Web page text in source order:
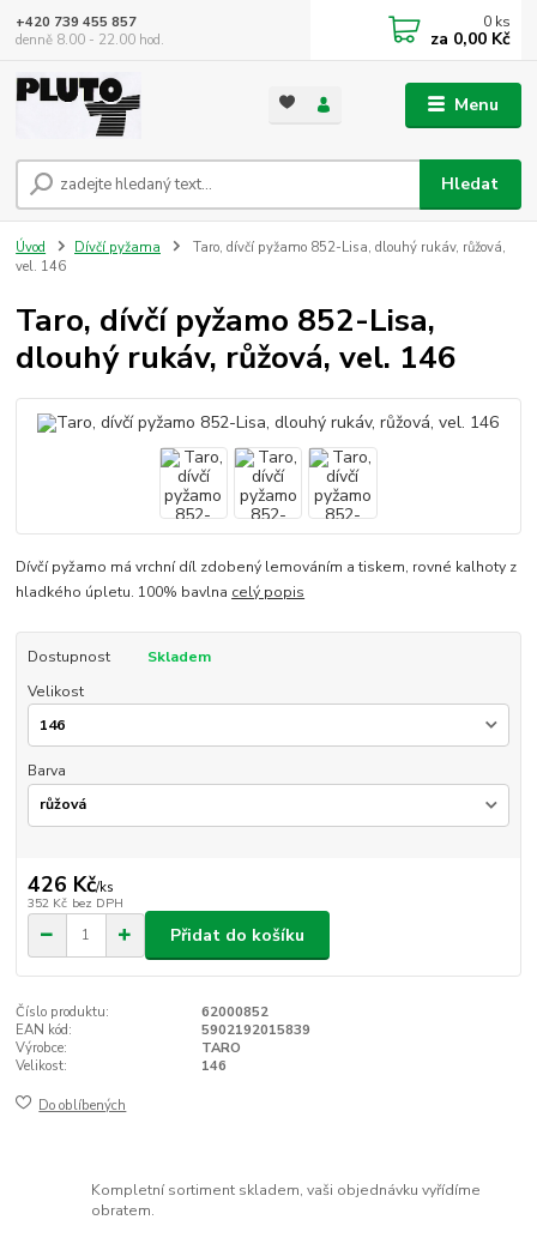
Menu
Hledat
+420 739 455 857
denně 8.00 - 22.00 hod.
0 ks
za 0,00 Kč
Úvod Dívčí pyžama
Taro, dívčí pyžamo 852-Lisa, dlouhý rukáv, růžová,
vel. 146
Taro, dívčí pyžamo 852-Lisa,
dlouhý rukáv, růžová, vel. 146
Dívčí pyžamo má vrchní díl zdobený lemováním a tiskem, rovné kalhoty z
hladkého úpletu. 100% bavlna celý popis
Dostupnost
Skladem
Velikost
Barva
426 Kč/ks
352 Kč bez DPH
Přidat do košíku
Číslo produktu:
62000852
EAN kód:
5902192015839
Výrobce:
TARO
Velikost:
146
Do oblíbených
Kompletní sortiment skladem, vaši objednávku vyřídíme
obratem.